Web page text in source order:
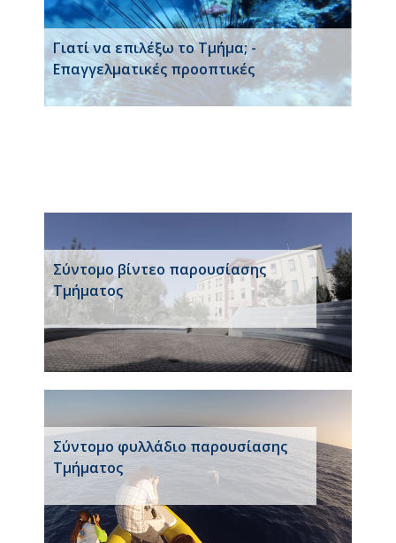
Γιατί να επιλέξω το Τμήμα; -
Επαγγελματικές προοπτικές
Σύντομο βίντεο παρουσίασης
Τμήματος
Σύντομο φυλλάδιο παρουσίασης
Τμήματος